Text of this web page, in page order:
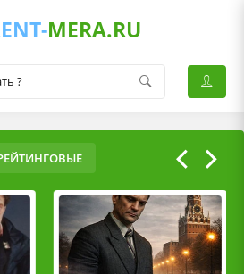
MERA.RU